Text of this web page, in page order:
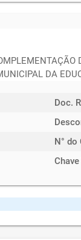
DA
Doc.
N° do